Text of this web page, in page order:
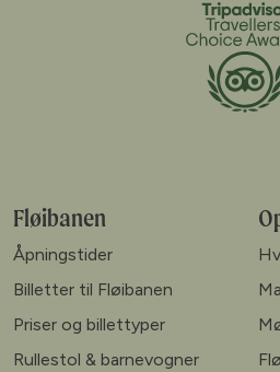
Fløibanen
Åpningstider
Billetter til Fløibanen
Priser og billettyper
Rullestol & barnevogner